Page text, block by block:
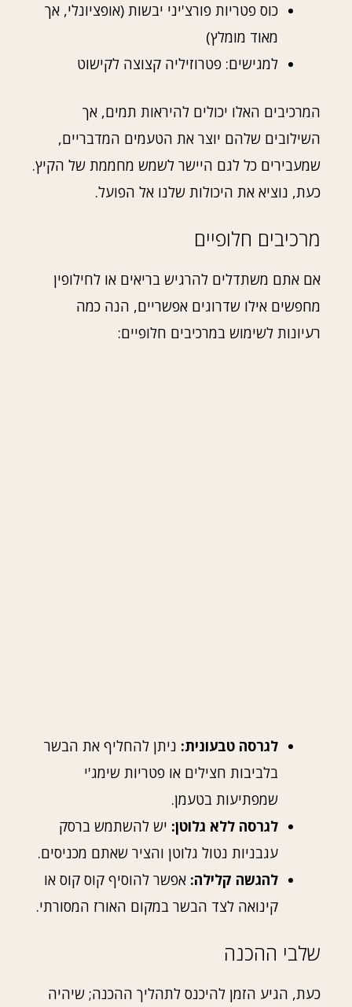
כוס פטריות פורצ'יני יבשות (אופציונלי, אך
מאוד מומלץ)
למגישים: פטרוזיליה קצוצה לקישוט
המרכיבים האלו יכולים להיראות תמים, אך
השילובים שלהם יוצר את הטעמים המדבריים,
שמעבירים כל לגם היישר לשמש מחממת של הקיץ.
כעת, נוציא את היכולות שלנו אל הפועל.
מרכיבים חלופיים
אם אתם משתדלים להרגיש בריאים או לחילופין
מחפשים אילו שדרוגים אפשריים, הנה כמה
רעיונות לשימוש במרכיבים חלופיים:
לגרסה טבעונית: ניתן להחליף את הבשר
בלביבות חצילים או פטריות שימג'י
שמפתיעות בטעמן.
לגרסה ללא גלוטן: יש להשתמש ברסק
עגבניות נטול גלוטן והציר שאתם מכניסים.
להגשה קלילה: אפשר להוסיף קוס קוס או
קינואה לצד הבשר במקום האורז המסורתי.
שלבי ההכנה
כעת, הגיע הזמן להיכנס לתהליך ההכנה; שיהיה